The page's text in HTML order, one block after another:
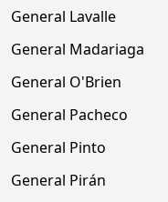
General Lavalle
General Madariaga
General O'Brien
General Pacheco
General Pinto
General Pirán